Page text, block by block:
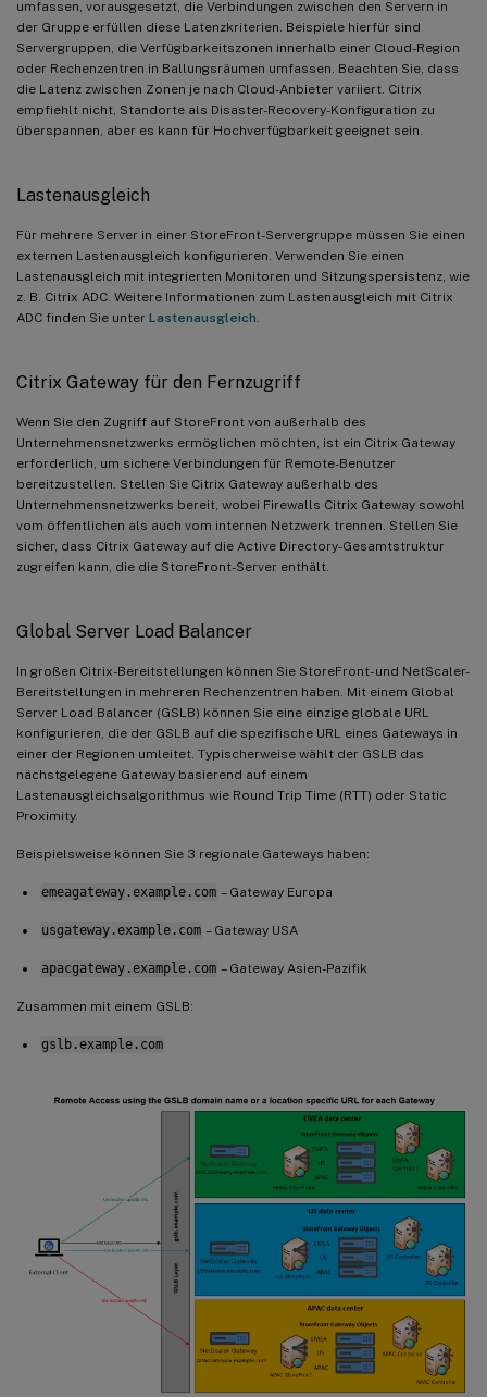
umfassen, vorausgesetzt, die Verbindungen zwischen den Servern in
der Gruppe erfüllen diese Latenzkriterien. Beispiele hierfür sind
Servergruppen, die Verfügbarkeitszonen innerhalb einer Cloud-Region
oder Rechenzentren in Ballungsräumen umfassen. Beachten Sie, dass
die Latenz zwischen Zonen je nach Cloud-Anbieter variiert. Citrix
empfiehlt nicht, Standorte als Disaster-Recovery-Konfiguration zu
überspannen, aber es kann für Hochverfügbarkeit geeignet sein.
Lastenausgleich
Für mehrere Server in einer StoreFront-Servergruppe müssen Sie einen
externen Lastenausgleich konfigurieren. Verwenden Sie einen
Lastenausgleich mit integrierten Monitoren und Sitzungspersistenz, wie
z. B. Citrix ADC. Weitere Informationen zum Lastenausgleich mit Citrix
ADC finden Sie unter Lastenausgleich.
Citrix Gateway für den Fernzugriff
Wenn Sie den Zugriff auf StoreFront von außerhalb des
Unternehmensnetzwerks ermöglichen möchten, ist ein Citrix Gateway
erforderlich, um sichere Verbindungen für Remote-Benutzer
bereitzustellen. Stellen Sie Citrix Gateway außerhalb des
Unternehmensnetzwerks bereit, wobei Firewalls Citrix Gateway sowohl
vom öffentlichen als auch vom internen Netzwerk trennen. Stellen Sie
sicher, dass Citrix Gateway auf die Active Directory-Gesamtstruktur
zugreifen kann, die die StoreFront-Server enthält.
Global Server Load Balancer
In großen Citrix-Bereitstellungen können Sie StoreFront- und NetScaler-
Bereitstellungen in mehreren Rechenzentren haben. Mit einem Global
Server Load Balancer (GSLB) können Sie eine einzige globale URL
konfigurieren, die der GSLB auf die spezifische URL eines Gateways in
einer der Regionen umleitet. Typischerweise wählt der GSLB das
nächstgelegene Gateway basierend auf einem
Lastenausgleichsalgorithmus wie Round Trip Time (RTT) oder Static
Proximity.
Beispielsweise können Sie 3 regionale Gateways haben:
emeagateway.example.com – Gateway Europa
usgateway.example.com – Gateway USA
apacgateway.example.com – Gateway Asien-Pazifik
Zusammen mit einem GSLB:
gslb.example.com